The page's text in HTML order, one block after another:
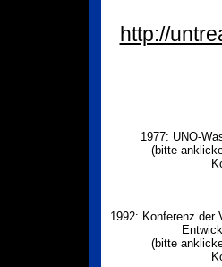
http://
1977: UNO-
(bitte
1992: Konferenz der
(bitte